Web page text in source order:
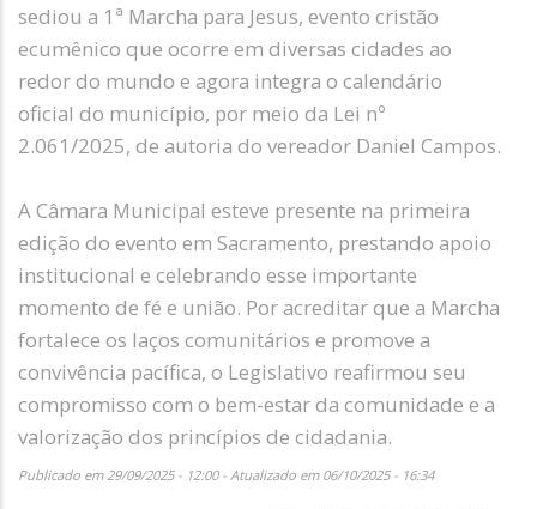
sediou a 1ª Marcha para Jesus, evento cristão
ecumênico que ocorre em diversas cidades ao
redor do mundo e agora integra o calendário
oficial do município, por meio da Lei nº
2.061/2025, de autoria do vereador Daniel Campos.
A Câmara Municipal esteve presente na primeira
edição do evento em Sacramento, prestando apoio
institucional e celebrando esse importante
momento de fé e união. Por acreditar que a Marcha
fortalece os laços comunitários e promove a
convivência pacífica, o Legislativo reafirmou seu
compromisso com o bem-estar da comunidade e a
valorização dos princípios de cidadania.
Publicado em 29/09/2025 - 12:00 - Atualizado em 06/10/2025 - 16:34